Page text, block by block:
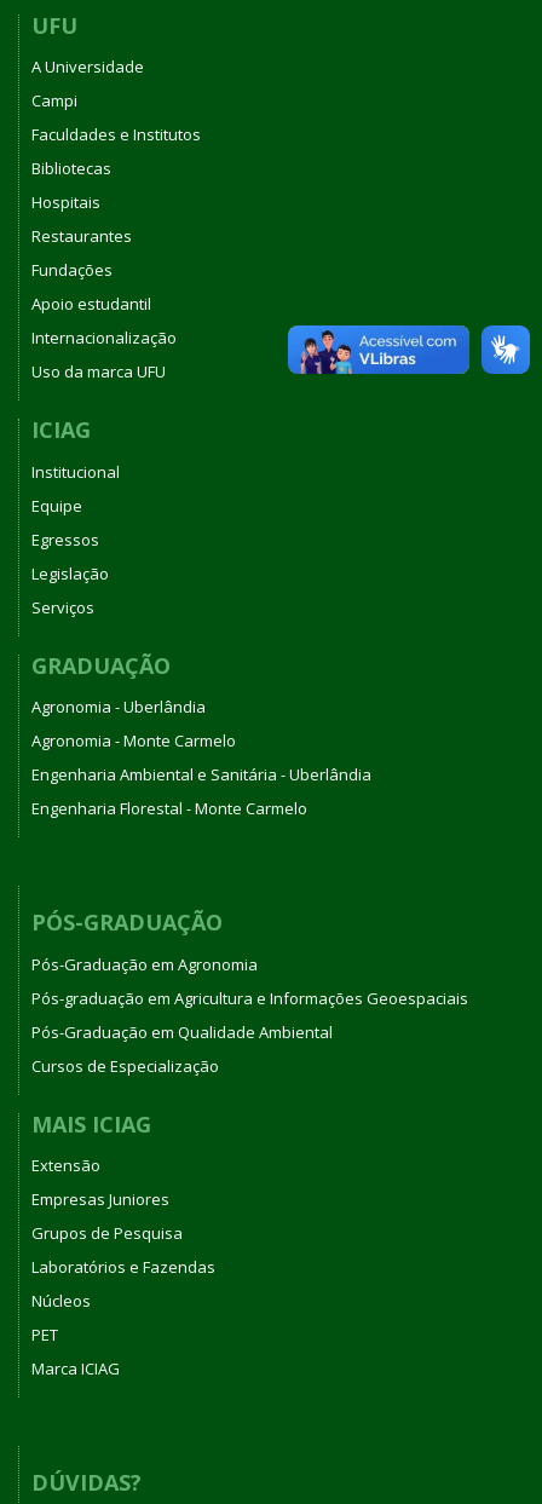
UFU
A Universidade
Campi
Faculdades e Institutos
Bibliotecas
Hospitais
Restaurantes
Fundações
Apoio estudantil
Internacionalização
Uso da marca UFU
ICIAG
Institucional
Equipe
Egressos
Legislação
Serviços
GRADUAÇÃO
Agronomia - Uberlândia
Agronomia - Monte Carmelo
Engenharia Ambiental e Sanitária - Uberlândia
Engenharia Florestal - Monte Carmelo
PÓS-GRADUAÇÃO
Pós-Graduação em Agronomia
Pós-graduação em Agricultura e Informações Geoespaciais
Pós-Graduação em Qualidade Ambiental
Cursos de Especialização
MAIS ICIAG
Extensão
Empresas Juniores
Grupos de Pesquisa
Laboratórios e Fazendas
Núcleos
PET
Marca ICIAG
DÚVIDAS?